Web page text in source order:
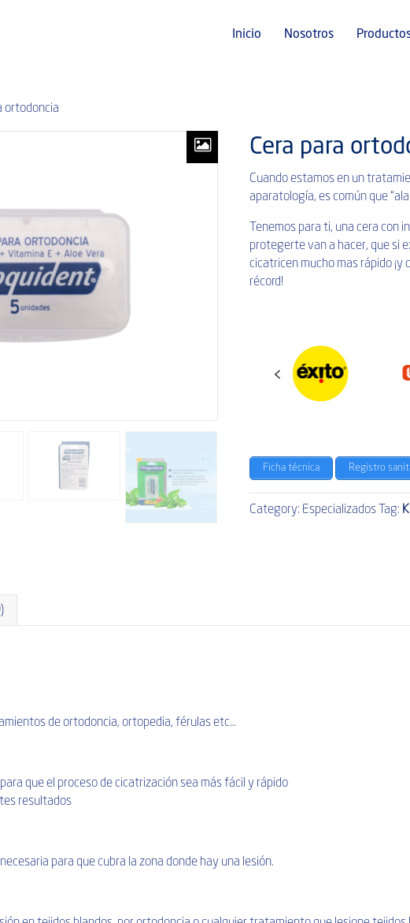
Inicio Nosotros
ortodoncia
Cera para
Cuando estamos en un
aparatología, es común que
Tenemos para ti, una cera con
protegerte van a hacer, que si
cicatricen mucho mas rápido
récord!
Previous
Ficha técnica Registro
Category: Especializados Tag:
de ortodoncia, ortopedia, férulas etc…
que el proceso de cicatrización sea más fácil y rápido
resultados
para que cubra la zona donde hay una lesión.